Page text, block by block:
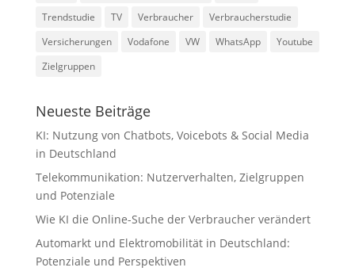
Trendstudie
TV Verbraucher
Verbraucherstudie
Versicherungen
Vodafone VW WhatsApp
Youtube
Zielgruppen
Neueste Beiträge
KI: Nutzung von Chatbots, Voicebots & Social Media
in Deutschland
Telekommunikation: Nutzerverhalten, Zielgruppen
und Potenziale
Wie KI die Online-Suche der Verbraucher verändert
Automarkt und Elektromobilität in Deutschland:
Potenziale und Perspektiven